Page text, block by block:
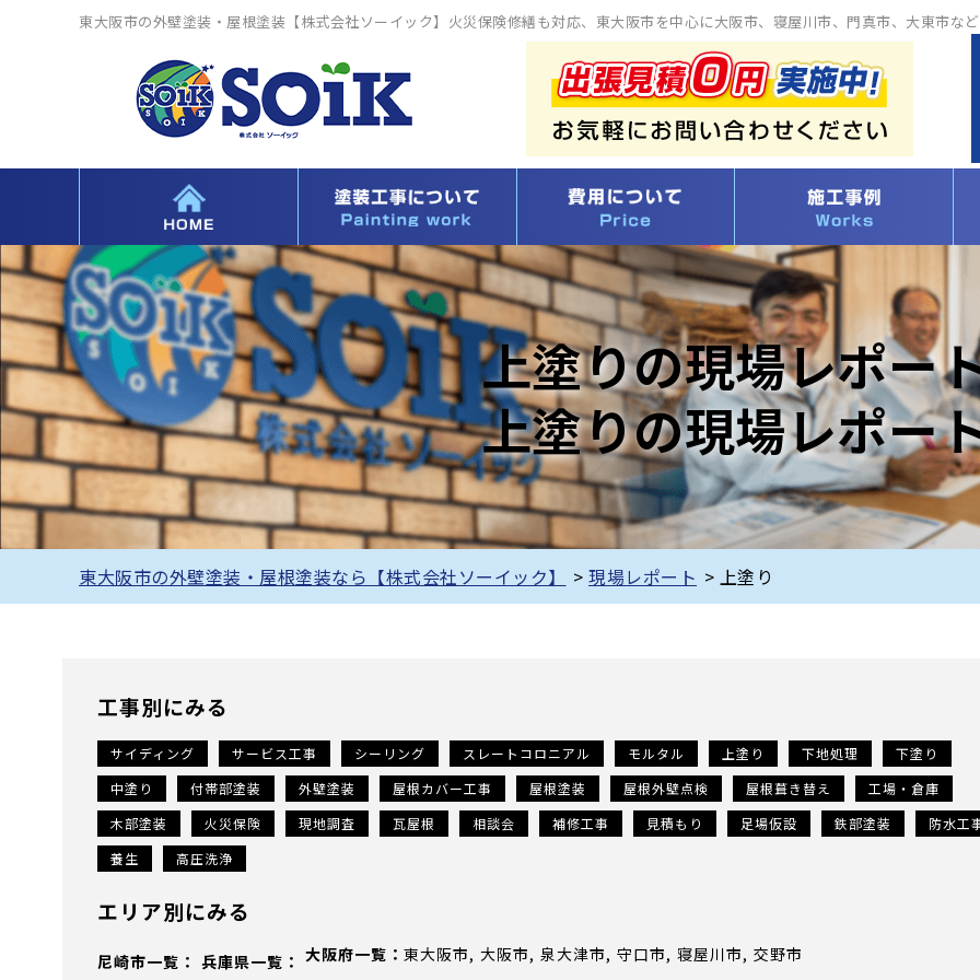
東大阪市の外壁塗装・屋根塗装【株式会社ソーイック】火災保険修繕も対応、東大阪市を中心に大阪市、寝屋川市、門真市、大東市な
上塗りの現場レポー
上塗りの現場レポー
東大阪市の外壁塗装・屋根塗装なら【株式会社ソーイック】 > 現場レポート > 上塗り
工事別にみる
サイディング サービス工事 シーリング スレートコロニアル モルタル 上塗り 下地処理
下塗り
中塗り
付帯部塗装 外壁塗装 屋根カバー工事 屋根塗装 屋根外壁点検 屋根葺き替え
工場・倉庫
木部塗装
火災保険 現地調査 瓦屋根 相談会 補修工事 見積もり 足場仮設 鉄部塗装
防水工
養生
高圧洗浄
エリア別にみる
尼崎市 兵庫県 大阪府 東大阪市 大阪市 泉大津市 守口市 寝屋川市 交野市